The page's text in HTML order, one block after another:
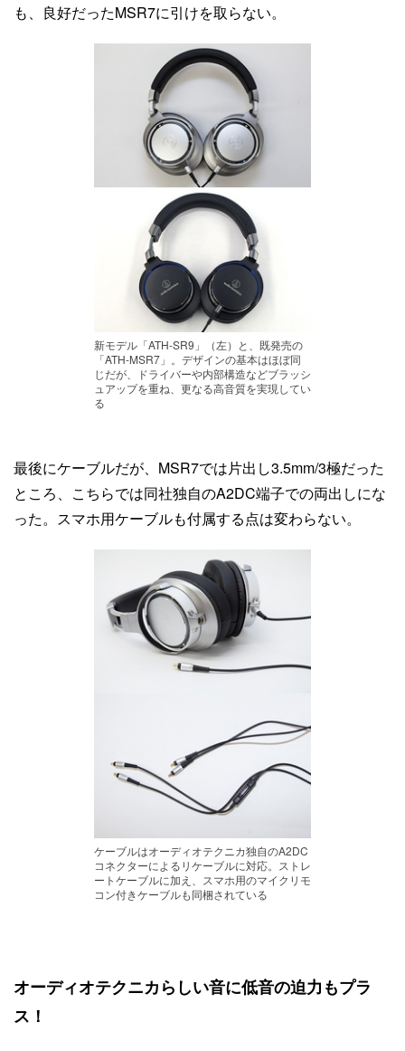
も、良好だったMSR7に引けを取らない。
新モデル「ATH-SR9」（左）と、既発売の
「ATH-MSR7」。デザインの基本はほぼ同
じだが、ドライバーや内部構造などブラッシ
ュアップを重ね、更なる高音質を実現してい
る
最後にケーブルだが、MSR7では片出し3.5mm/3極だった
ところ、こちらでは同社独自のA2DC端子での両出しにな
った。スマホ用ケーブルも付属する点は変わらない。
ケーブルはオーディオテクニカ独自のA2DC
コネクターによるリケーブルに対応。ストレ
ートケーブルに加え、スマホ用のマイクリモ
コン付きケーブルも同梱されている
オーディオテクニカらしい音に低音の迫力もプラ
ス！